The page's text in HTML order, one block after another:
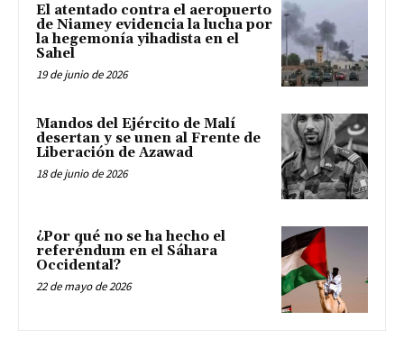
El atentado contra el aeropuerto
de Niamey evidencia la lucha por
la hegemonía yihadista en el
Sahel
19 de junio de 2026
Mandos del Ejército de Malí
desertan y se unen al Frente de
Liberación de Azawad
18 de junio de 2026
¿Por qué no se ha hecho el
referéndum en el Sáhara
Occidental?
22 de mayo de 2026